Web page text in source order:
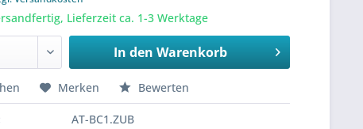
Lieferzeit ca. 1-3 Werktage
In den Warenkorb
Merken Bewerten
AT-BC1.ZUB